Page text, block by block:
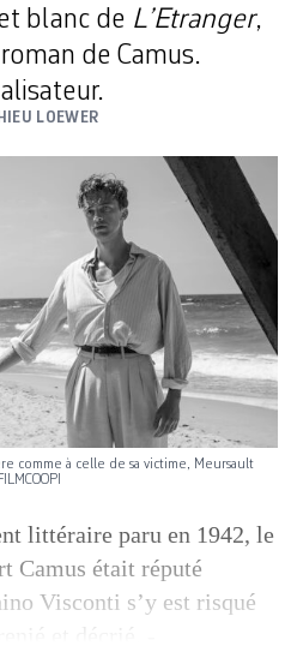
blanc de L’Etranger,
de Camus.
LOEWER
comme à celle de sa victime, Meursault
littéraire paru en 1942, le
Camus était réputé
Visconti s’y est risqué